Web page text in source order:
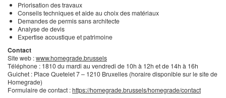
Priorisation des travaux
Conseils techniques et aide au choix des matériaux
Demandes de permis sans architecte
Analyse de devis
Expertise acoustique et patrimoine
Contact
Site web :www.homegrade.brussels
Téléphone : 1810 du mardi au vendredi de 10h à 12h et de 14h à 16h
Guichet : Place Quetelet 7 – 1210 Bruxelles (horaire disponible sur le site de
Homegrade)
Formulaire de contact :https://homegrade.brussels/homegrade/contact